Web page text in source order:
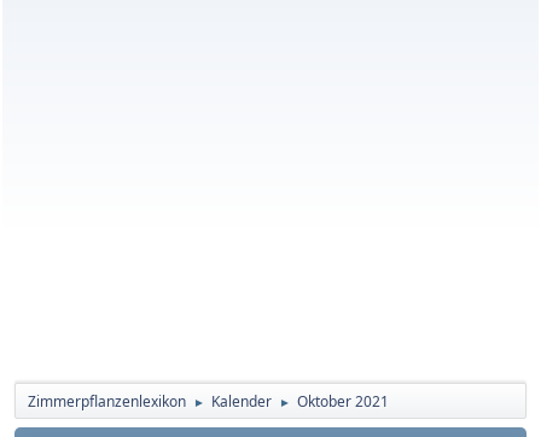
Zimmerpflanzenlexikon ► Kalender ► Oktober 2021